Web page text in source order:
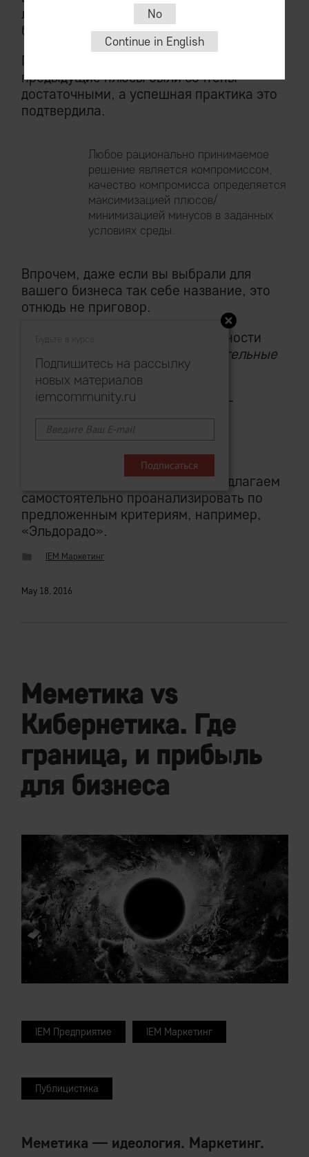
Будьте в курсе
Подпишитесь на рассылку
новых материалов
iemcommunity.ru
лояльных потребителей от родственного
бизнеса. Так оно и произошло в итоге.
Правило 5 — нет. Минус, однако
предыдущие плюсы были сочтены
достаточными, а успешная практика это
подтвердила.
Любое рационально принимаемое
решение является компромиссом,
качество компромисса определяется
максимизацией плюсов/
минимизацией минусов в заданных
условиях среды.
Впрочем, даже если вы выбрали для
вашего бизнеса так себе название, это
отнюдь не приговор.
Просто вы прошли мимо возможности
подкинуть вашей затее
дополнительные
шансы на успех.
Легко, бесплатно и мгновенно —
аналогичноправильной системе
материальной мотивации
Интересующимся темой предлагаем
самостоятельно проанализировать по
предложенным критериям, например,
«Эльдорадо».
IEM Маркетинг
May 18, 2016
Меметика vs
Кибернетика. Где
граница, и прибыль
для бизнеса
IEM Предприятие IEM Маркетинг
Публицистика
Меметика — идеология. Маркетинг.
No
Continue in English